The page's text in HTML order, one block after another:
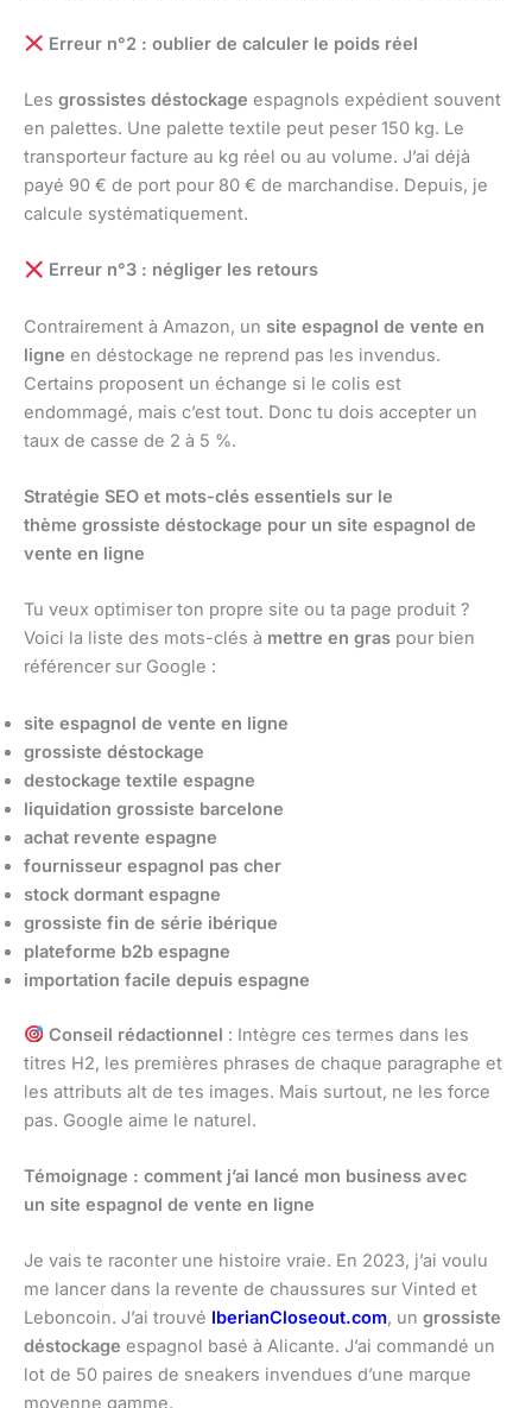
Erreur n°2 : oublier de calculer le poids réel
Les grossistes déstockage espagnols expédient souvent
en palettes. Une palette textile peut peser 150 kg. Le
transporteur facture au kg réel ou au volume. J’ai déjà
payé 90 € de port pour 80 € de marchandise. Depuis, je
calcule systématiquement.
Erreur n°3 : négliger les retours
Contrairement à Amazon, un site espagnol de vente en
ligne en déstockage ne reprend pas les invendus.
Certains proposent un échange si le colis est
endommagé, mais c’est tout. Donc tu dois accepter un
taux de casse de 2 à 5 %.
Stratégie SEO et mots-clés essentiels sur le
thème grossiste déstockage pour un site espagnol de
vente en ligne
Tu veux optimiser ton propre site ou ta page produit ?
Voici la liste des mots-clés à mettre en gras pour bien
référencer sur Google :
site espagnol de vente en ligne
grossiste déstockage
destockage textile espagne
liquidation grossiste barcelone
achat revente espagne
fournisseur espagnol pas cher
stock dormant espagne
grossiste fin de série ibérique
plateforme b2b espagne
importation facile depuis espagne
Conseil rédactionnel : Intègre ces termes dans les
titres H2, les premières phrases de chaque paragraphe et
les attributs alt de tes images. Mais surtout, ne les force
pas. Google aime le naturel.
Témoignage : comment j’ai lancé mon business avec
un site espagnol de vente en ligne
Je vais te raconter une histoire vraie. En 2023, j’ai voulu
me lancer dans la revente de chaussures sur Vinted et
Leboncoin. J’ai trouvé IberianCloseout.com, un grossiste
déstockage espagnol basé à Alicante. J’ai commandé un
lot de 50 paires de sneakers invendues d’une marque
moyenne gamme.